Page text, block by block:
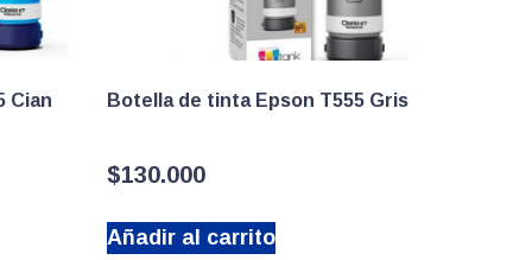
Cian Botella de tinta Epson T555 Gris
$130.000
Añadir al carrito